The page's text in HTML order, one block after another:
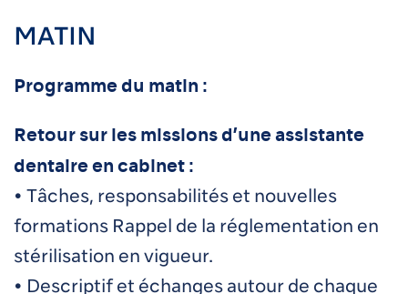
MATIN
Programme du matin :
Retour sur les missions d’une assistante
dentaire en cabinet :
• Tâches, responsabilités et nouvelles
formations Rappel de la réglementation en
stérilisation en vigueur.
• Descriptif et échanges autour de chaque